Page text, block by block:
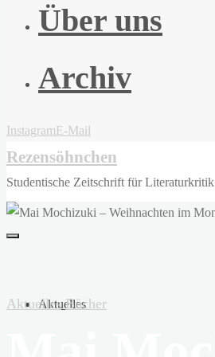
Über uns
Archiv
InstagramE-Mail
Rezensöhnchen
Studentische Zeitschrift für Literaturkritik
Aktuelles
Aktuelles Bücher